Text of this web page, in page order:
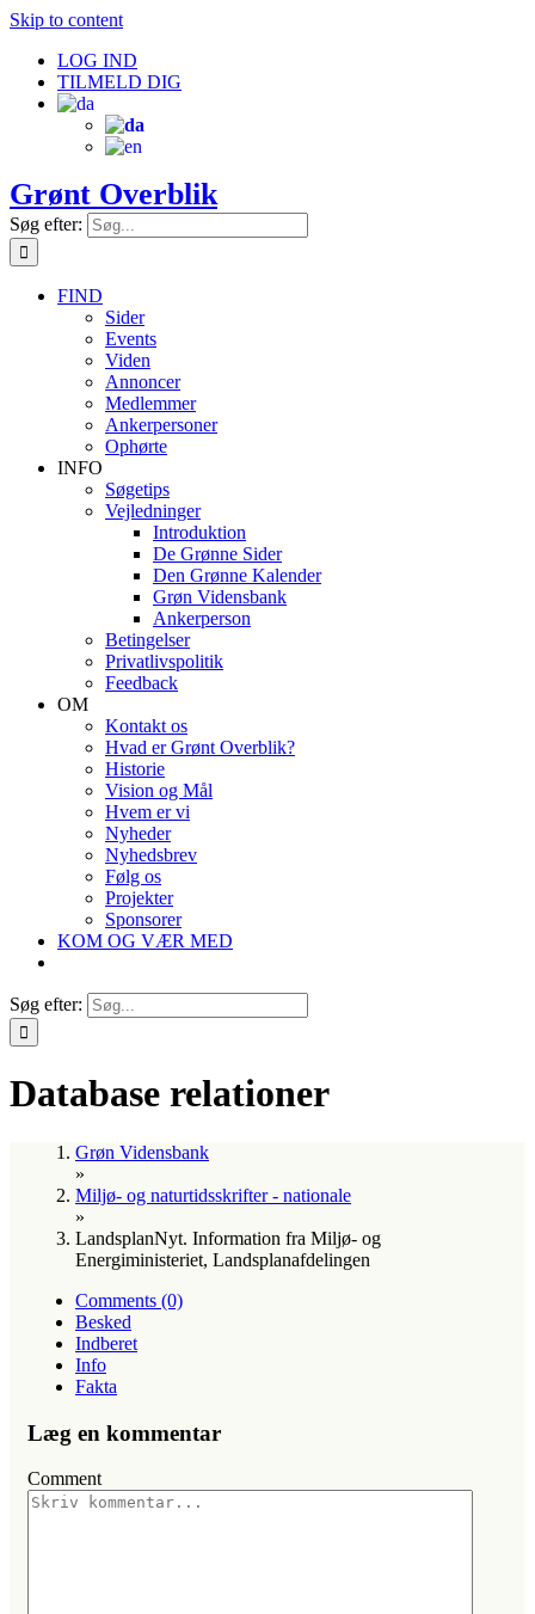
Skip to content
LOG IND
TILMELD DIG
Grønt Overblik
Søg efter:
FIND
Sider
Events
Viden
Annoncer
Medlemmer
Ankerpersoner
Ophørte
INFO
Søgetips
Vejledninger
Introduktion
De Grønne Sider
Den Grønne Kalender
Grøn Vidensbank
Ankerperson
Betingelser
Privatlivspolitik
Feedback
OM
Kontakt os
Hvad er Grønt Overblik?
Historie
Vision og Mål
Hvem er vi
Nyheder
Nyhedsbrev
Følg os
Projekter
Sponsorer
KOM OG VÆR MED
Søg efter:
Database relationer
Grøn Vidensbank
»
Miljø- og naturtidsskrifter - nationale
»
LandsplanNyt. Information fra Miljø- og
Energiministeriet, Landsplanafdelingen
Comments (0)
Besked
Indberet
Info
Fakta
Læg en kommentar
Comment